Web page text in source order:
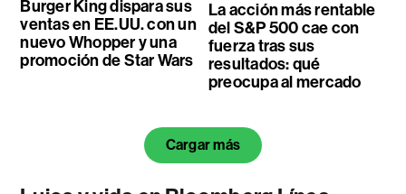
Burger King dispara sus
ventas en EE.UU. con un
nuevo Whopper y una
promoción de Star Wars
La acción más rentable
del S&P 500 cae con
fuerza tras sus
resultados: qué
preocupa al mercado
Cargar más